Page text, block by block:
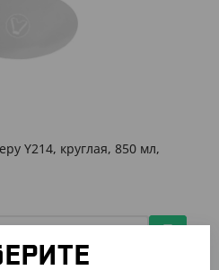
Y214, круглая, 850 мл,